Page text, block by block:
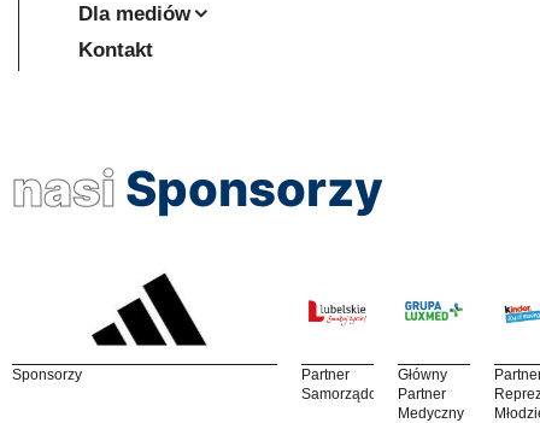
Dla mediów
Kontakt
nasi Sponsorzy
Sponsorzy
Partner
Samorządowy
Główny
Partner
Medyczny